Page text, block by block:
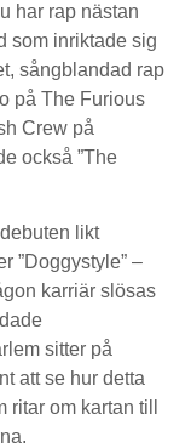
har rap nästan
som inriktade sig
sångblandad rap
på The Furious
Crew på
också ”The
likt
”Doggystyle” –
karriär slösas
sitter på
att se hur detta
om kartan till